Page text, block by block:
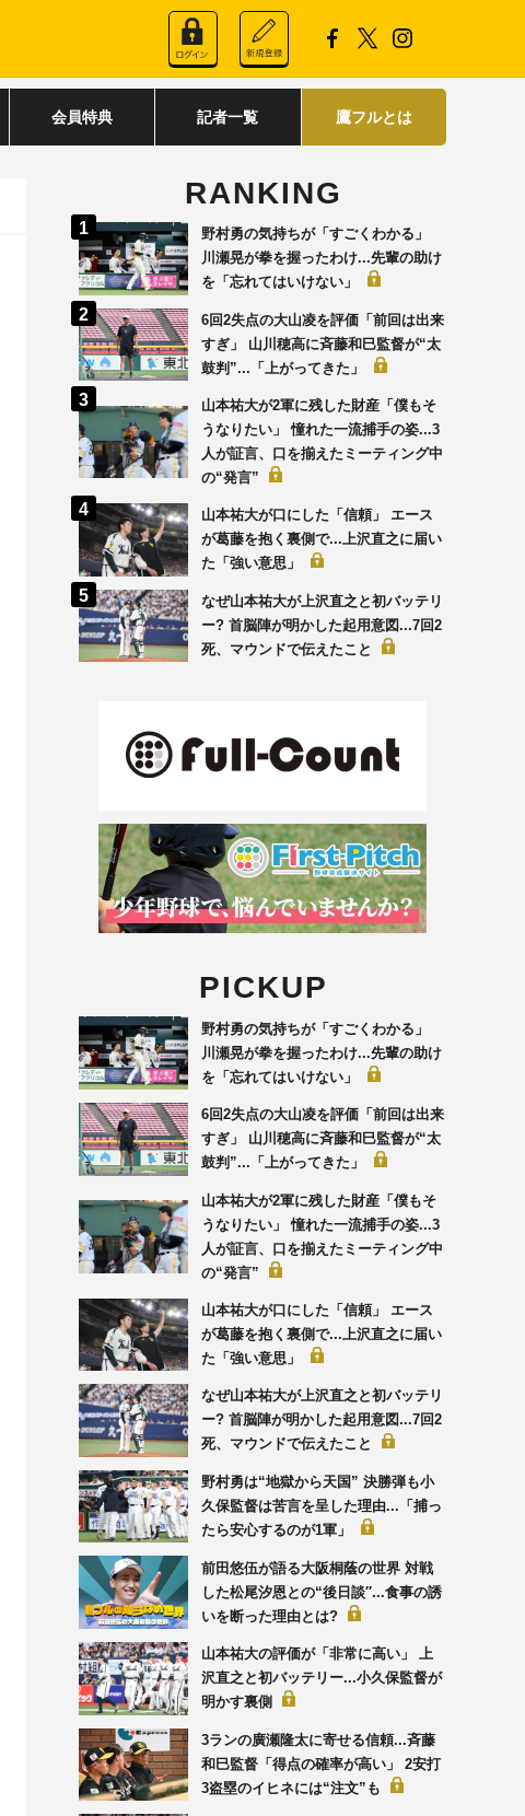
会員特典 記者一覧 鷹フルとは
RANKING
野村勇の気持ちが「すごくわかる」
川瀬晃が拳を握ったわけ...先輩の助け
を「忘れてはいけない」
6回2失点の大山凌を評価「前回は出来
すぎ」 山川穂高に斉藤和巳監督が“太
鼓判”...「上がってきた」
山本祐大が2軍に残した財産「僕もそ
うなりたい」 憧れた一流捕手の姿...3
人が証言、口を揃えたミーティング中
の“発言”
山本祐大が口にした「信頼」 エース
が葛藤を抱く裏側で...上沢直之に届い
た「強い意思」
なぜ山本祐大が上沢直之と初バッテリ
ー? 首脳陣が明かした起用意図...7回2
死、マウンドで伝えたこと
PICKUP
野村勇の気持ちが「すごくわかる」
川瀬晃が拳を握ったわけ...先輩の助け
を「忘れてはいけない」
6回2失点の大山凌を評価「前回は出来
すぎ」 山川穂高に斉藤和巳監督が“太
鼓判”...「上がってきた」
山本祐大が2軍に残した財産「僕もそ
うなりたい」 憧れた一流捕手の姿...3
人が証言、口を揃えたミーティング中
の“発言”
山本祐大が口にした「信頼」 エース
が葛藤を抱く裏側で...上沢直之に届い
た「強い意思」
なぜ山本祐大が上沢直之と初バッテリ
ー? 首脳陣が明かした起用意図...7回2
死、マウンドで伝えたこと
野村勇は“地獄から天国” 決勝弾も小
久保監督は苦言を呈した理由...「捕っ
たら安心するのが1軍」
前田悠伍が語る大阪桐蔭の世界 対戦
した松尾汐恩との“後日談′′...食事の誘
いを断った理由とは?
山本祐大の評価が「非常に高い」 上
沢直之と初バッテリー...小久保監督が
明かす裏側
3ランの廣瀬隆太に寄せる信頼...斉藤
和巳監督「得点の確率が高い」 2安打
3盗塁のイヒネには“注文”も